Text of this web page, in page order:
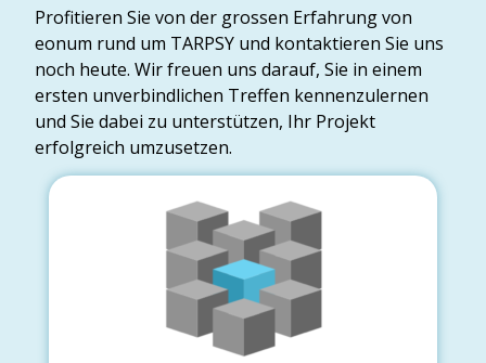
Profitieren Sie von der grossen Erfahrung von
eonum rund um TARPSY und kontaktieren Sie uns
noch heute. Wir freuen uns darauf, Sie in einem
ersten unverbindlichen Treffen kennenzulernen
und Sie dabei zu unterstützen, Ihr Projekt
erfolgreich umzusetzen.